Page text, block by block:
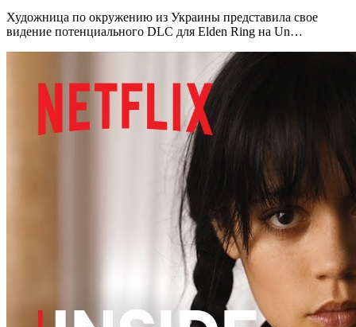
Художница по окружению из Украины представила свое
видение потенциального DLC для Elden Ring на Un…